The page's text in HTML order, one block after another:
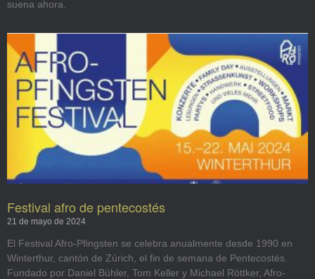
suena ahora.
Festival afro de pentecostés
21 de mayo de 2024
El Festival Afro-Pfingsten se celebra anualmente desde 1990 en
Winterthur, cantón de Zúrich, el fin de semana de Pentecostés.
Fundado por Daniel Bühler, Tom Keller y Michael Röttker, Afro-